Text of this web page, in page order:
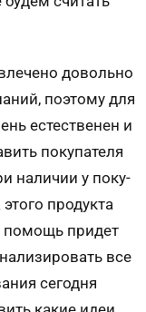
довольно
по­этому для
естественен и
покупателя
наличии у поку­
продукта
по­мощь придет
все
сегодня